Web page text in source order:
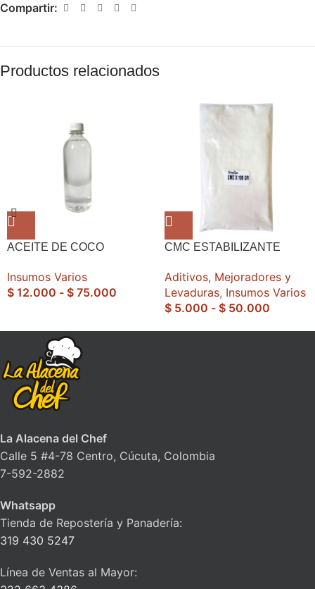
Compartir:
Productos relacionados
ACEITE DE COCO
Insumos Varios
$ 12.000 - $ 75.000
CMC ESTABILIZANTE
Aditivos, Mejoradores y
Levaduras, Insumos Varios
$ 5.000 - $ 50.000
La Alacena del Chef
Calle 5 #4-78 Centro, Cúcuta, Colombia
7-592-2882
Whatsapp
Tienda de Repostería y Panadería:
319 430 5247
Línea de Ventas al Mayor: